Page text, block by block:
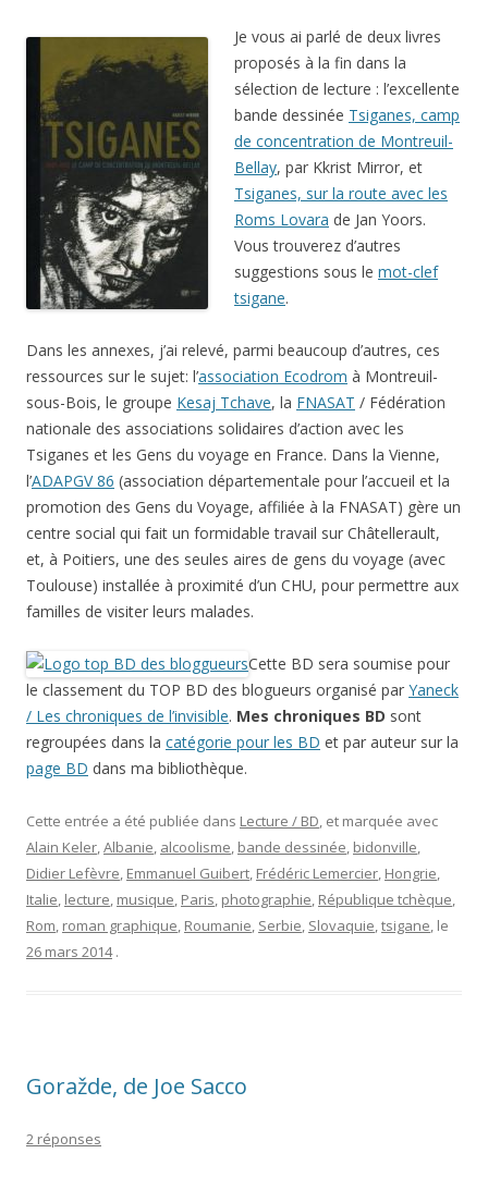
Je vous ai parlé de deux livres
proposés à la fin dans la
sélection de lecture : l’excellente
bande dessinée Tsiganes, camp
de concentration de Montreuil-
Bellay, par Kkrist Mirror, et
Tsiganes, sur la route avec les
Roms Lovara de Jan Yoors.
Vous trouverez d’autres
suggestions sous le mot-clef
tsigane.
Dans les annexes, j’ai relevé, parmi beaucoup d’autres, ces
ressources sur le sujet: l’association Ecodrom à Montreuil-
sous-Bois, le groupe Kesaj Tchave, la FNASAT / Fédération
nationale des associations solidaires d’action avec les
Tsiganes et les Gens du voyage en France. Dans la Vienne,
l’ADAPGV 86 (association départementale pour l’accueil et la
promotion des Gens du Voyage, affiliée à la FNASAT) gère un
centre social qui fait un formidable travail sur Châtellerault,
et, à Poitiers, une des seules aires de gens du voyage (avec
Toulouse) installée à proximité d’un CHU, pour permettre aux
familles de visiter leurs malades.
Cette BD sera soumise pour
le classement du TOP BD des blogueurs organisé par Yaneck
/ Les chroniques de l’invisible. Mes chroniques BD sont
regroupées dans la catégorie pour les BD et par auteur sur la
page BD dans ma bibliothèque.
Cette entrée a été publiée dans Lecture / BD, et marquée avec
Alain Keler,Albanie, alcoolisme, bande dessinée, bidonville,
Didier Lefèvre, Emmanuel Guibert, Frédéric Lemercier, Hongrie,
Italie, lecture, musique, Paris, photographie, République tchèque,
Rom, roman graphique, Roumanie, Serbie, Slovaquie,tsigane, le
26 mars 2014 .
Goražde, de Joe Sacco
2 réponses